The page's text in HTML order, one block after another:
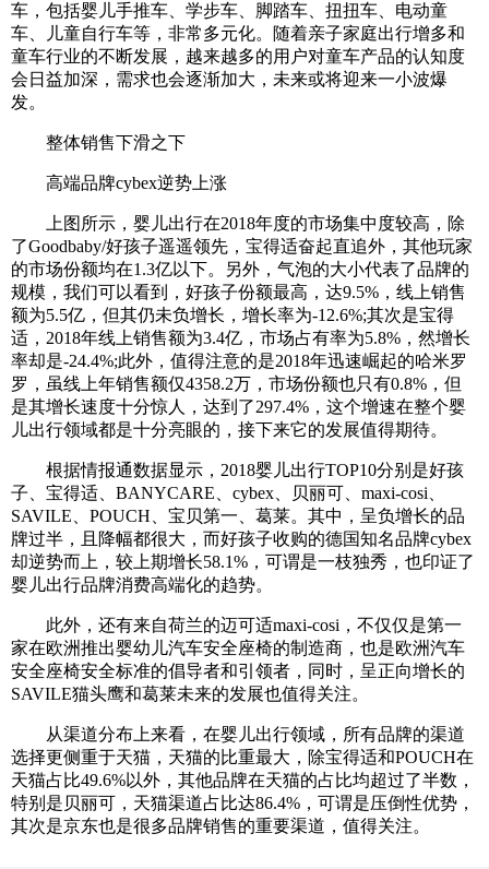
车，包括婴儿手推车、学步车、脚踏车、扭扭车、电动童
车、儿童自行车等，非常多元化。随着亲子家庭出行增多和
童车行业的不断发展，越来越多的用户对童车产品的认知度
会日益加深，需求也会逐渐加大，未来或将迎来一小波爆
发。
整体销售下滑之下
高端品牌cybex逆势上涨
上图所示，婴儿出行在2018年度的市场集中度较高，除
了Goodbaby/好孩子遥遥领先，宝得适奋起直追外，其他玩家
的市场份额均在1.3亿以下。另外，气泡的大小代表了品牌的
规模，我们可以看到，好孩子份额最高，达9.5%，线上销售
额为5.5亿，但其仍未负增长，增长率为-12.6%;其次是宝得
适，2018年线上销售额为3.4亿，市场占有率为5.8%，然增长
率却是-24.4%;此外，值得注意的是2018年迅速崛起的哈米罗
罗，虽线上年销售额仅4358.2万，市场份额也只有0.8%，但
是其增长速度十分惊人，达到了297.4%，这个增速在整个婴
儿出行领域都是十分亮眼的，接下来它的发展值得期待。
根据情报通数据显示，2018婴儿出行TOP10分别是好孩
子、宝得适、BANYCARE、cybex、贝丽可、maxi-cosi、
SAVILE、POUCH、宝贝第一、葛莱。其中，呈负增长的品
牌过半，且降幅都很大，而好孩子收购的德国知名品牌cybex
却逆势而上，较上期增长58.1%，可谓是一枝独秀，也印证了
婴儿出行品牌消费高端化的趋势。
此外，还有来自荷兰的迈可适maxi-cosi，不仅仅是第一
家在欧洲推出婴幼儿汽车安全座椅的制造商，也是欧洲汽车
安全座椅安全标准的倡导者和引领者，同时，呈正向增长的
SAVILE猫头鹰和葛莱未来的发展也值得关注。
从渠道分布上来看，在婴儿出行领域，所有品牌的渠道
选择更侧重于天猫，天猫的比重最大，除宝得适和POUCH在
天猫占比49.6%以外，其他品牌在天猫的占比均超过了半数，
特别是贝丽可，天猫渠道占比达86.4%，可谓是压倒性优势，
其次是京东也是很多品牌销售的重要渠道，值得关注。